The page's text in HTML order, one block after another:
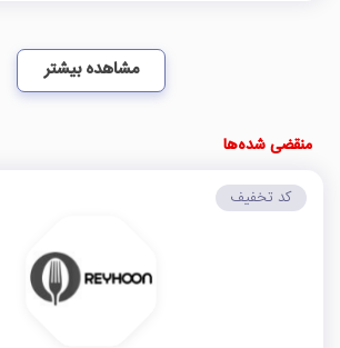
مشاهده بیشتر
منقضی شده‌ها
کد تخفیف